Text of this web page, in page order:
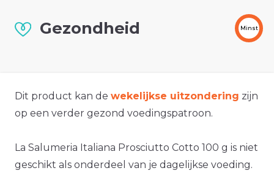
Gezondheid Minst
Dit product kan de wekelijkse uitzondering zijn
op een verder gezond voedingspatroon.
La Salumeria Italiana Prosciutto Cotto 100 g is niet
geschikt als onderdeel van je dagelijkse voeding.